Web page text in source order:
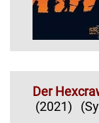
Der
(2021)